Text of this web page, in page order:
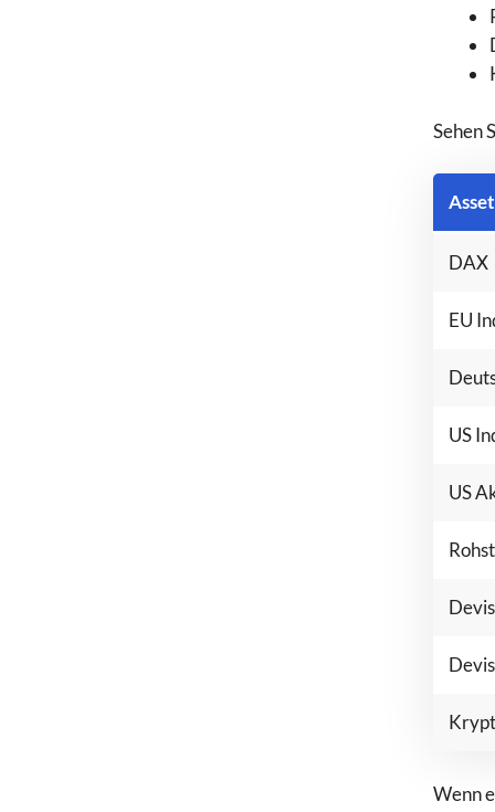
Sehen
DAX
EU
US
US
Wenn